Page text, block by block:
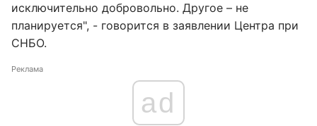
исключительно добровольно. Другое – не
планируется", - говорится в заявлении Центра при
СНБО.
Реклама
ad